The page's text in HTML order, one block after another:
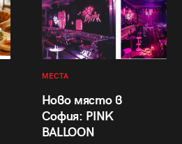
МЕСТА
Ново място в
София: PINK
BALLOON